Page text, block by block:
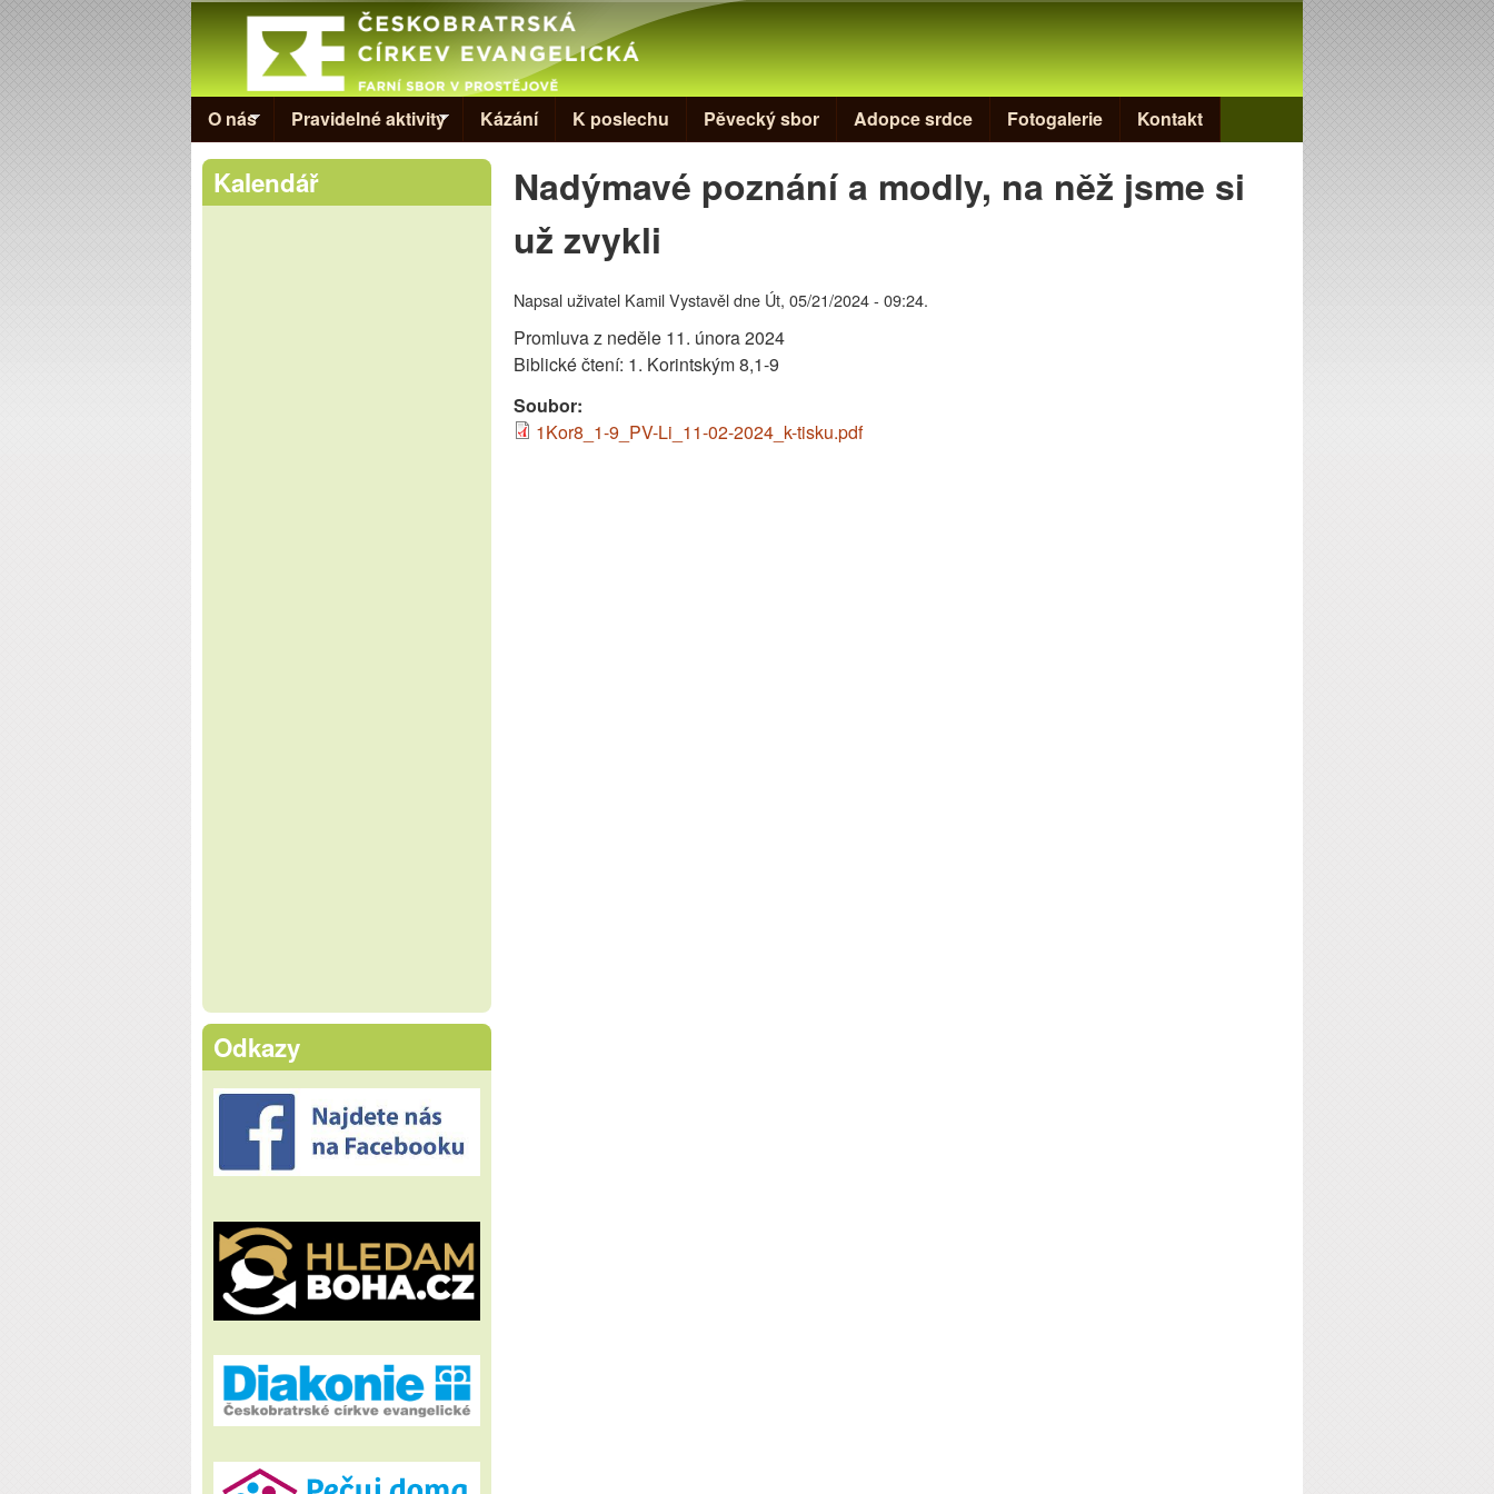
Skip to main content
Evangelická
církev v
Prostějově
O nás Pravidelné aktivity Kázání K poslechu Pěvecký sbor Adopce srdce Fotogalerie Kontakt
Nadýmavé poznání a modly, na něž jsme si
už zvykli
Napsal uživatel Kamil Vystavěldne Út, 05/21/2024 - 09:24.
Promluva z neděle 11. února 2024
Biblické čtení: 1. Korintským 8,1-9
Soubor:
1Kor8_1-9_PV-Li_11-02-2024_k-tisku.pdf
Kalendář
Odkazy